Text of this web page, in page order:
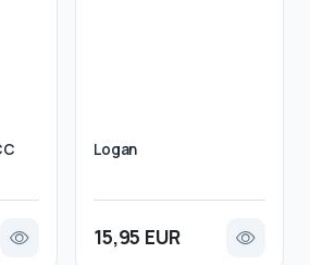
Logan
15,95 EUR